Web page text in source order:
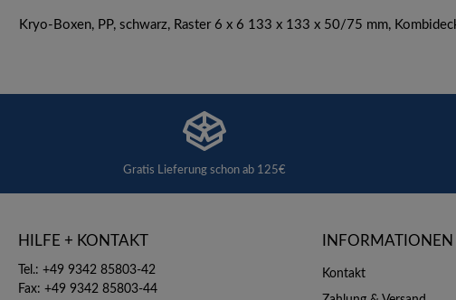
Kryo-Boxen, PP, schwarz, Raster 6 x 6 133 x 133 x 50/75 mm,
Gratis Lieferung schon ab 125€
HILFE + KONTAKT
Tel.: +49 9342 85803-42
Fax: +49 9342 85803-44
INFORMATIONEN
Kontakt